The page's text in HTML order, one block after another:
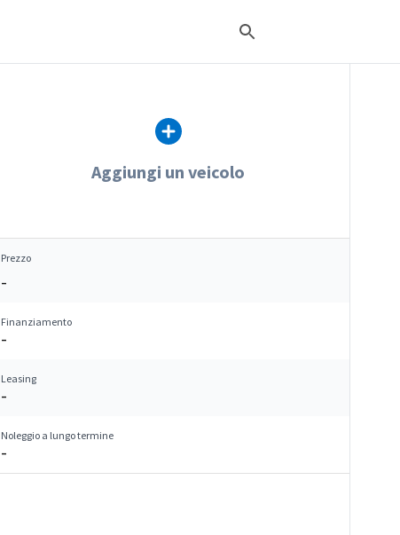
Aggiungi un veicolo
Prezzo
–
Finanziamento
–
Leasing
–
Noleggio a lungo termine
–